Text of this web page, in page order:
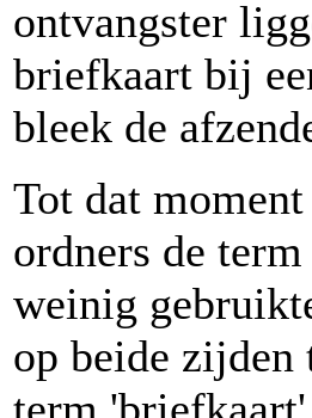
ontvangster
briefkaart bij
bleek de
Tot dat
ordners de
weinig
op beide zijden